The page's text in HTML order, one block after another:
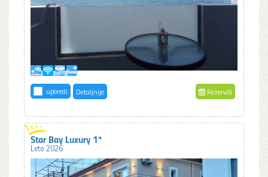
uporedi Detaljnije Rezerviši
Star Bay Luxury 1*
Leto 2026